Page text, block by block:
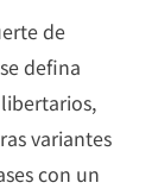
de
defina
variantes
con un